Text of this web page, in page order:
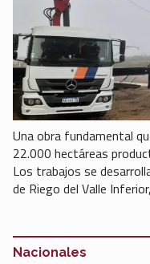
Una obra fundamental
22.000 hectáreas
Los trabajos se
de Riego del Valle
Nacionales